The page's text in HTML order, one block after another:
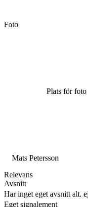
Foto
Plats för foto
Mats Petersson
Relevans
Avsnitt
Har inget eget avsnitt alt.
Eget signalement